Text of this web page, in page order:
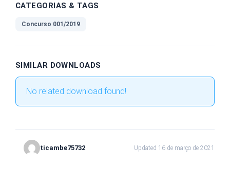
CATEGORIAS & TAGS
Concurso 001/2019
SIMILAR DOWNLOADS
No related download found!
ticambe75732 Updated 16 de março de 2021